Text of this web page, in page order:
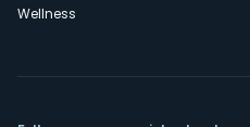
Wellness